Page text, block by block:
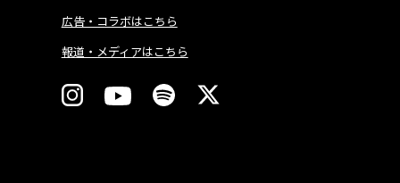
広告・コラボはこちら
報道・メディアはこちら